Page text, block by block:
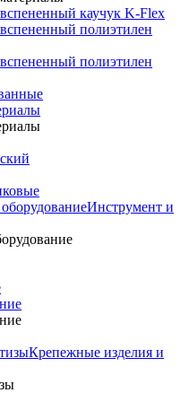
каучук K-Flex
полиэтилен
полиэтилен
Инструмент и
Крепежные изделия и